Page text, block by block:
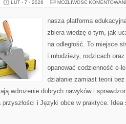
LUT - 7 - 2026 MOŻLIWOŚĆ
nasza platforma
zbiera wiedzę o tym, jak
na odległość. To miejsce
i młodzieży, rodzicach
opanować codzienność e-
działanie zamiast teorii
wdrożenie dobrych nawyków i
przyszłości i Języki obce w praktyce.